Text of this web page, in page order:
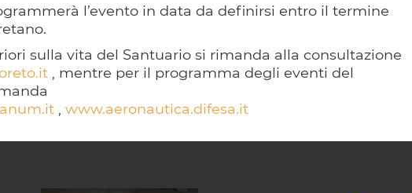
l’evento in data da definirsi entro il termine
sulla vita del Santuario si rimanda alla consultazione
, mentre per il programma degli eventi del
, www.aeronautica.difesa.it